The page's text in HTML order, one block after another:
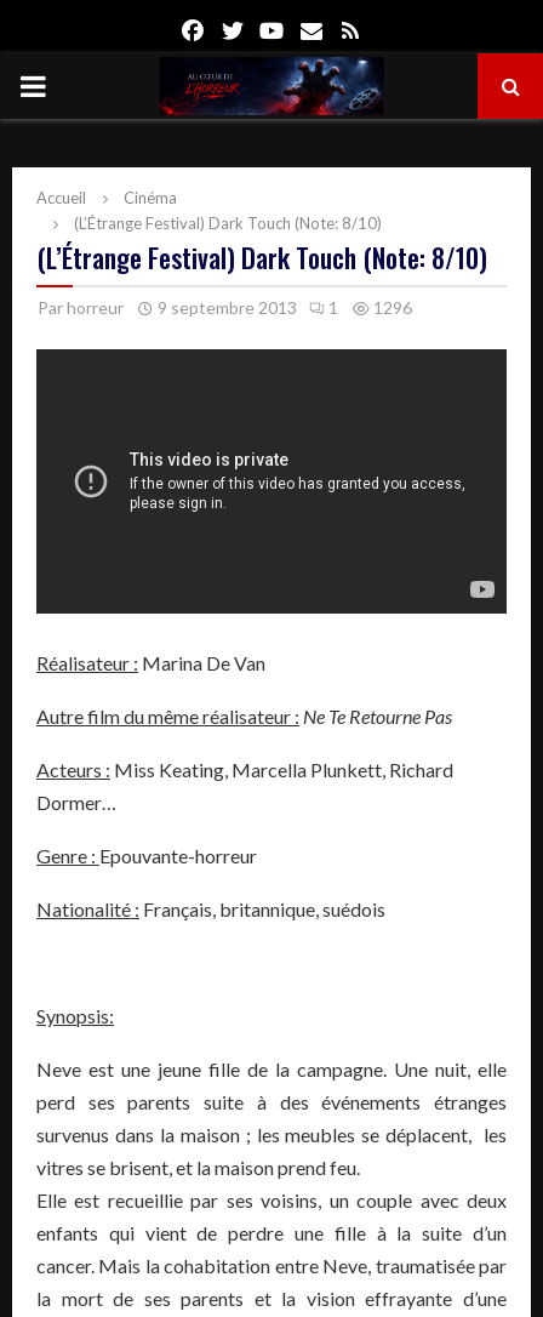
FacebookTwitterYoutube
Email
PRIMARY
Accueil
Cinéma
(L’Étrange Festival) Dark Touch (Note: 8/10)
(L’Étrange Festival) Dark Touch (Note: 8/10)
Parhorreur 9 septembre 2013 1 1296
Réalisateur : Marina De Van
Autre film du même réalisateur : Ne Te Retourne Pas
Acteurs : Miss Keating, Marcella Plunkett, Richard
Dormer…
Genre : Epouvante-horreur
Nationalité : Français, britannique, suédois
Synopsis:
Neve est une jeune fille de la campagne. Une nuit, elle
perd ses parents suite à des événements étranges
survenus dans la maison ; les meubles se déplacent, les
vitres se brisent, et la maison prend feu.
Elle est recueillie par ses voisins, un couple avec deux
enfants qui vient de perdre une fille à la suite d’un
cancer. Mais la cohabitation entre Neve, traumatisée par
la mort de ses parents et la vision effrayante d’une